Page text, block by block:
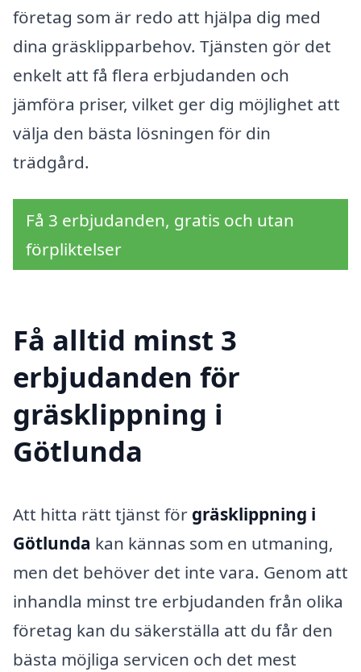
företag som är redo att hjälpa dig med
dina gräsklipparbehov. Tjänsten gör det
enkelt att få flera erbjudanden och
jämföra priser, vilket ger dig möjlighet att
välja den bästa lösningen för din
trädgård.
Få 3 erbjudanden, gratis och utan
förpliktelser
Få alltid minst 3
erbjudanden för
gräsklippning i
Götlunda
Att hitta rätt tjänst för gräsklippning i
Götlunda kan kännas som en utmaning,
men det behöver det inte vara. Genom att
inhandla minst tre erbjudanden från olika
företag kan du säkerställa att du får den
bästa möjliga servicen och det mest